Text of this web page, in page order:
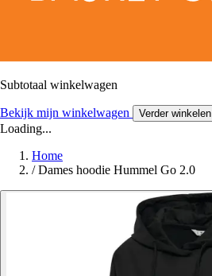
Subtotaal winkelwagen
Bekijk mijn winkelwagen Verder winkelen
Loading...
Home
/ Dames hoodie Hummel Go 2.0